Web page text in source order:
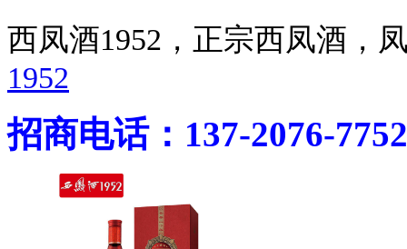
西凤酒1952，正宗西凤酒
1952
招商电话：137-2076-7752